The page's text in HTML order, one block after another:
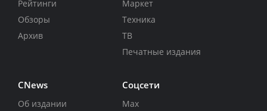
Рейтинги
Обзоры
Архив
Маркет
Техника
ТВ
Печатные издания
CNews
Об издании
Соцсети
Max